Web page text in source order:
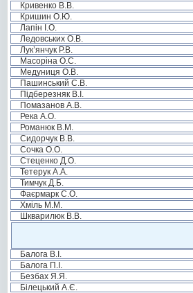
Кривенко В.В.
Кришин О.Ю.
Лапін І.О.
Ледовських О.В.
Лук’янчук Р.В.
Масоріна О.С.
Медуниця О.В.
Пашинський С.В.
Підберезняк В.І.
Помазанов А.В.
Река А.О.
Романюк В.М.
Сидорчук В.В.
Сочка О.О.
Стеценко Д.О.
Тетерук А.А.
Тимчук Д.Б.
Фаєрмарк С.О.
Хміль М.М.
Шкварилюк В.В.
Балога В.І.
Балога П.І.
Безбах Я.Я.
Білецький А.Є.